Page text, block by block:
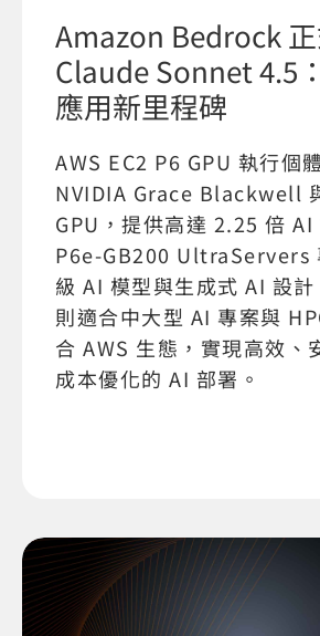
Amazon Bedrock
Claude Sonnet 4.5
應用新里程碑
AWS EC2 P6 GPU 執行個
NVIDIA Grace Blackwell
GPU，提供高達 2.25 倍 AI
P6e-GB200 UltraServers
級 AI 模型與生成式 AI 設
則適合中大型 AI 專案與
合 AWS 生態，實現高效、
成本優化的 AI 部署。